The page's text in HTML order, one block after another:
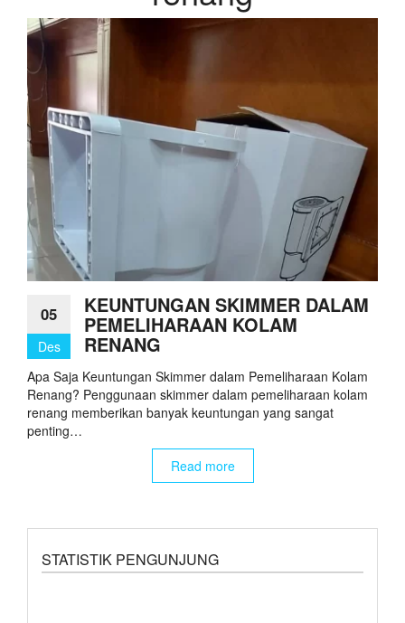
05
Des
KEUNTUNGAN SKIMMER DALAM
PEMELIHARAAN KOLAM
RENANG
Apa Saja Keuntungan Skimmer dalam Pemeliharaan Kolam
Renang? Penggunaan skimmer dalam pemeliharaan kolam
renang memberikan banyak keuntungan yang sangat
penting…
Read more
STATISTIK PENGUNJUNG